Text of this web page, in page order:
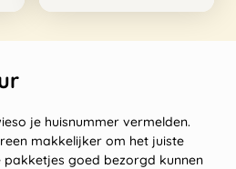
je huisnummer vermelden.
makkelijker om het juiste
goed bezorgd kunnen